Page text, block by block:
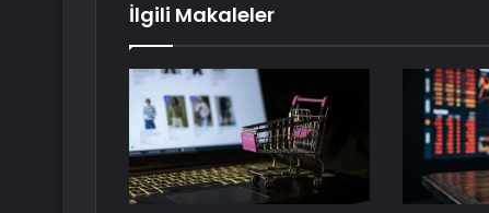
İlgili Makaleler